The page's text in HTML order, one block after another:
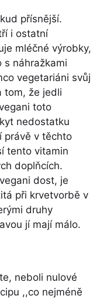
přísnější.
i ostatní
mléčné výrobky,
s náhražkami
vegetariáni svůj
tom, že jedli
toto
nedostatku
právě v těchto
tento vitamin
doplňcích.
dost, je
při krvetvorbě v
druhy
jí mají málo.
neboli nulové
,,co nejméně